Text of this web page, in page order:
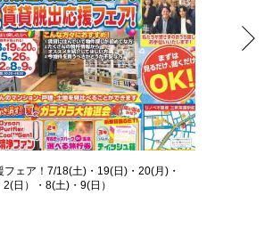
ェア！7/18(土)・19(日)・20(月)・
日）・8(土)・9(日）